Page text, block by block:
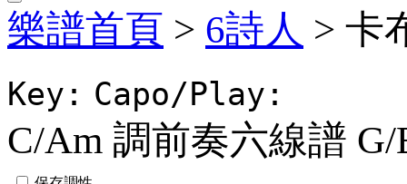
樂譜首頁 > 6詩人 > 卡
Key: Capo/Play:
C/Am 調前奏六線譜 G/